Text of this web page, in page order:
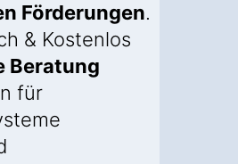
Förderungen.
& Kostenlos
Beratung
für